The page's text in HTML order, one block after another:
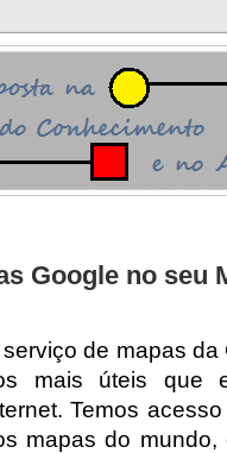
Google no seu
serviço de mapas
mais úteis que
Temos
mapas do